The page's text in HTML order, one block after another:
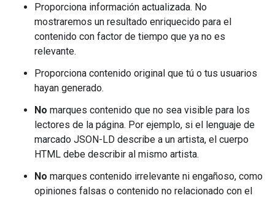
Proporciona información actualizada. No
mostraremos un resultado enriquecido para el
contenido con factor de tiempo que ya no es
relevante.
Proporciona contenido original que tú o tus usuarios
hayan generado.
No marques contenido que no sea visible para los
lectores de la página. Por ejemplo, si el lenguaje de
marcado JSON-LD describe a un artista, el cuerpo
HTML debe describir al mismo artista.
No marques contenido irrelevante ni engañoso, como
opiniones falsas o contenido no relacionado con el